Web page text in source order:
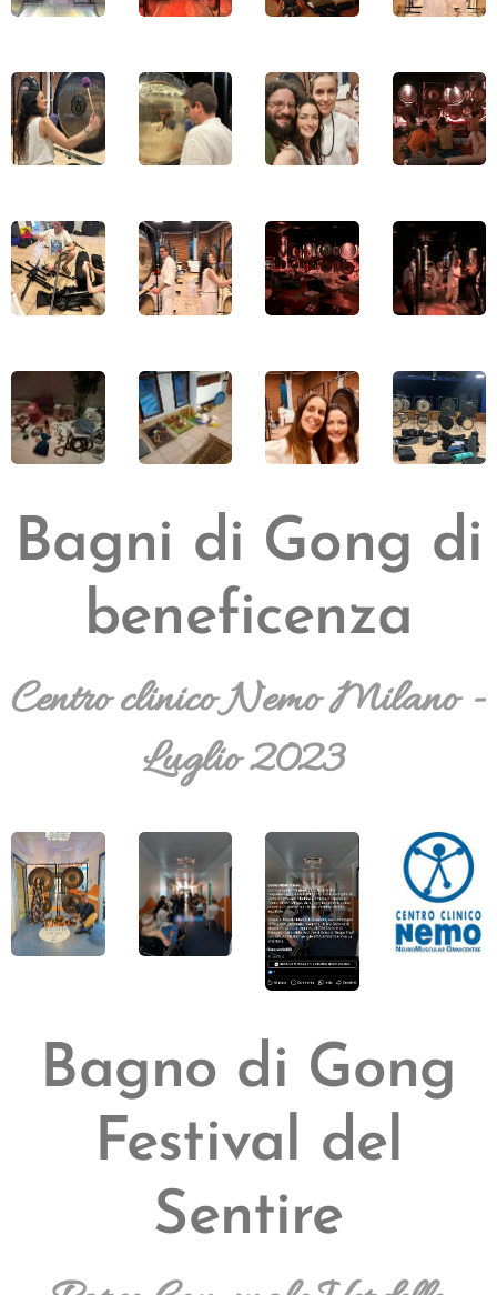
Bagni di Gong di
beneficenza
Centro clinico Nemo Milano -
Luglio 2023
Bagno di Gong
Festival del
Sentire